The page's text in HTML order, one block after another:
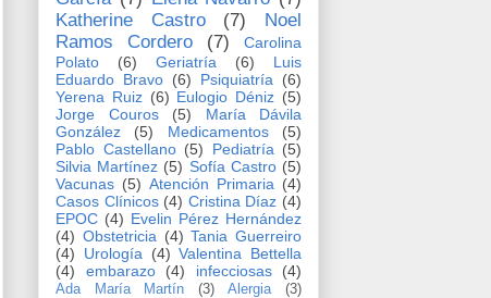
Katherine Castro
(7)
Noel
Ramos Cordero
(7)
Carolina
Polato
(6) Geriatría (6)
Luis
Eduardo Bravo (6) Psiquiatría
(6)
Yerena Ruiz (6) Eulogio Déniz (5)
Jorge Couros
(5)
María Dávila
González
(5) Medicamentos
(5)
Pablo Castellano (5) Pediatría (5)
Silvia Martínez (5) Sofía Castro (5)
Vacunas (5) Atención Primaria (4)
Casos Clínicos (4) Cristina Díaz (4)
EPOC (4) Evelin Pérez Hernández
(4) Obstetricia (4) Tania Guerreiro
(4)
Urología (4) Valentina Bettella
(4)
embarazo (4) infecciosas (4)
Ada María Martín (3) Alergia
(3)